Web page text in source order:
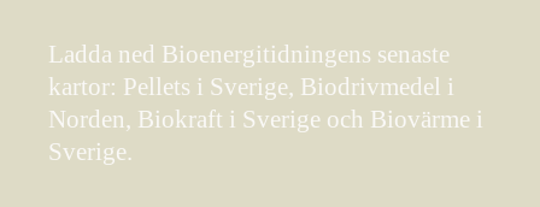
Ladda ned Bioenergitidningens senaste
kartor: Pellets i Sverige, Biodrivmedel i
Norden, Biokraft i Sverige och Biovärme i
Sverige.